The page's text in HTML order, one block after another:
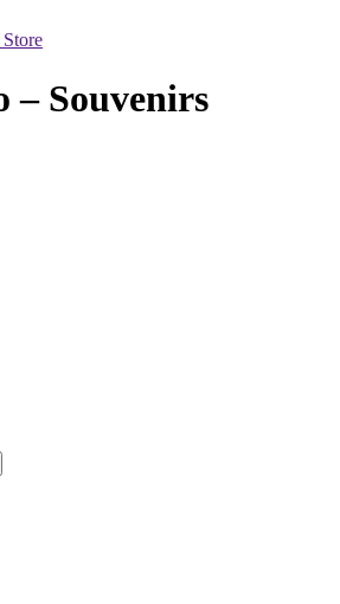
– Souvenirs